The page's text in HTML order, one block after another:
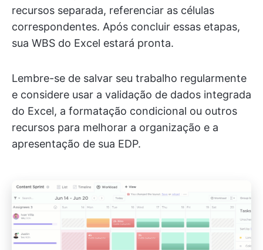
recursos separada, referenciar as células
correspondentes. Após concluir essas etapas,
sua WBS do Excel estará pronta.
Lembre-se de salvar seu trabalho regularmente
e considere usar a validação de dados integrada
do Excel, a formatação condicional ou outros
recursos para melhorar a organização e a
apresentação de sua EDP.